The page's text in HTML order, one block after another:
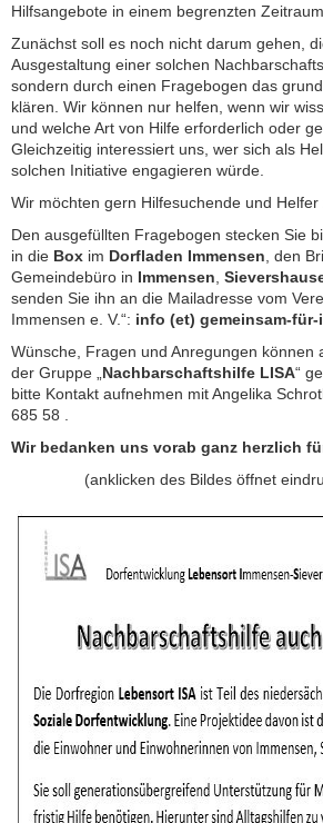
Hilfsangebote in einem begrenzten Zeitraum.
Zunächst soll es noch nicht darum gehen,
Ausgestaltung einer solchen
sondern durch einen Fragebogen das
klären. Wir können nur helfen, wenn wir
und welche Art von Hilfe erforderlich oder
Gleichzeitig interessiert uns, wer sich als
solchen Initiative engagieren würde.
Wir möchten gern Hilfesuchende und Helfer
Den ausgefüllten Fragebogen stecken Sie
in die Box im Dorfladen Immensen , den
Gemeindebüro in Immensen
senden Sie ihn an die Mailadresse vom
Immensen e. V.“: info (et) gemeinsam-für-
Wünsche, Fragen und Anregungen können
der Gruppe „ Nachbarschaftshilfe LISA“
bitte Kontakt aufnehmen mit Angelika
685 58 .
Wir bedanken uns vorab ganz herzlich
(anklicken des Bildes öffnet